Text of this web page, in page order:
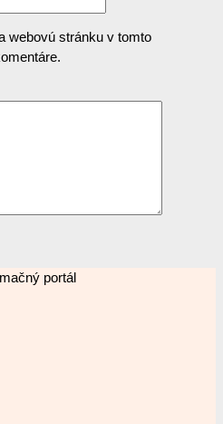
webovú stránku v tomto